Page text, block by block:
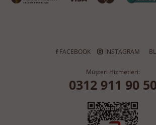
FACEBOOK INSTAGRAM
Müşteri Hizmetleri:
0312 911 90